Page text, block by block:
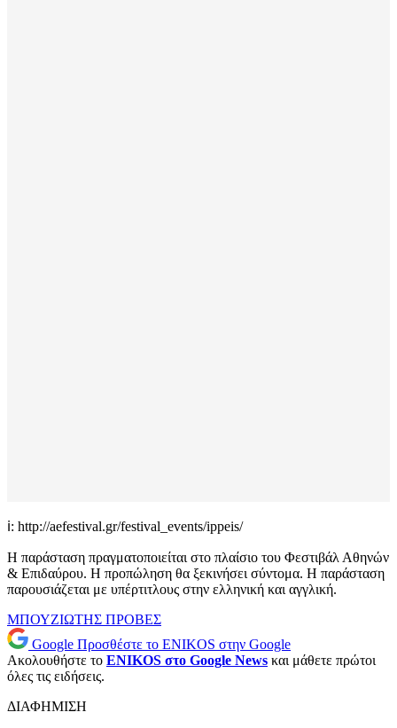
ℹ️: http://aefestival.gr/festival_events/ippeis/
Η παράσταση πραγματοποιείται στο πλαίσιο του Φεστιβάλ Αθηνών
& Επιδαύρου. Η προπώληση θα ξεκινήσει σύντομα. Η παράσταση
παρουσιάζεται με υπέρτιτλους στην ελληνική και αγγλική.
ΜΠΟΥΖΙΩΤΗΣ ΠΡΟΒΕΣ
Google Προσθέστε το ENIKOS στην Google
Ακολουθήστε το ENIKOS στο Google News και μάθετε πρώτοι
όλες τις ειδήσεις.
ΔΙΑΦΗΜΙΣΗ